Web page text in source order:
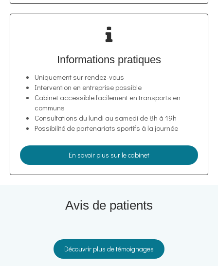
Informations pratiques
Uniquement sur rendez-vous
Intervention en entreprise possible
Cabinet accessible facilement en transports en
communs
Consultations du lundi au samedi de 8h à 19h
Possibilité de partenariats sportifs à la journée
En savoir plus sur le cabinet
Avis de patients
Découvrir plus de témoignages